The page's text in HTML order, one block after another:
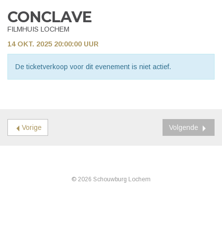
CONCLAVE
FILMHUIS LOCHEM
14 OKT. 2025 20:00:00 UUR
De ticketverkoop voor dit evenement is niet actief.
Vorige Volgende
© 2026 Schouwburg Lochem